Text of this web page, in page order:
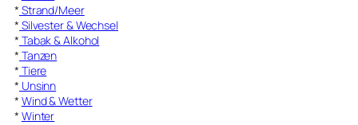
* Strand/Meer
* Silvester & Wechsel
* Tabak & Alkohol
* Tanzen
* Tiere
* Unsinn
* Wind & Wetter
* Winter